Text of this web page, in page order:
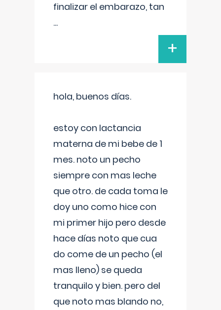
finalizar el embarazo, tan
...
+
hola, buenos días.
estoy con lactancia
materna de mi bebe de 1
mes. noto un pecho
siempre con mas leche
que otro. de cada toma le
doy uno como hice con
mi primer hijo pero desde
hace días noto que cua
do come de un pecho (el
mas lleno) se queda
tranquilo y bien. pero del
que noto mas blando no,